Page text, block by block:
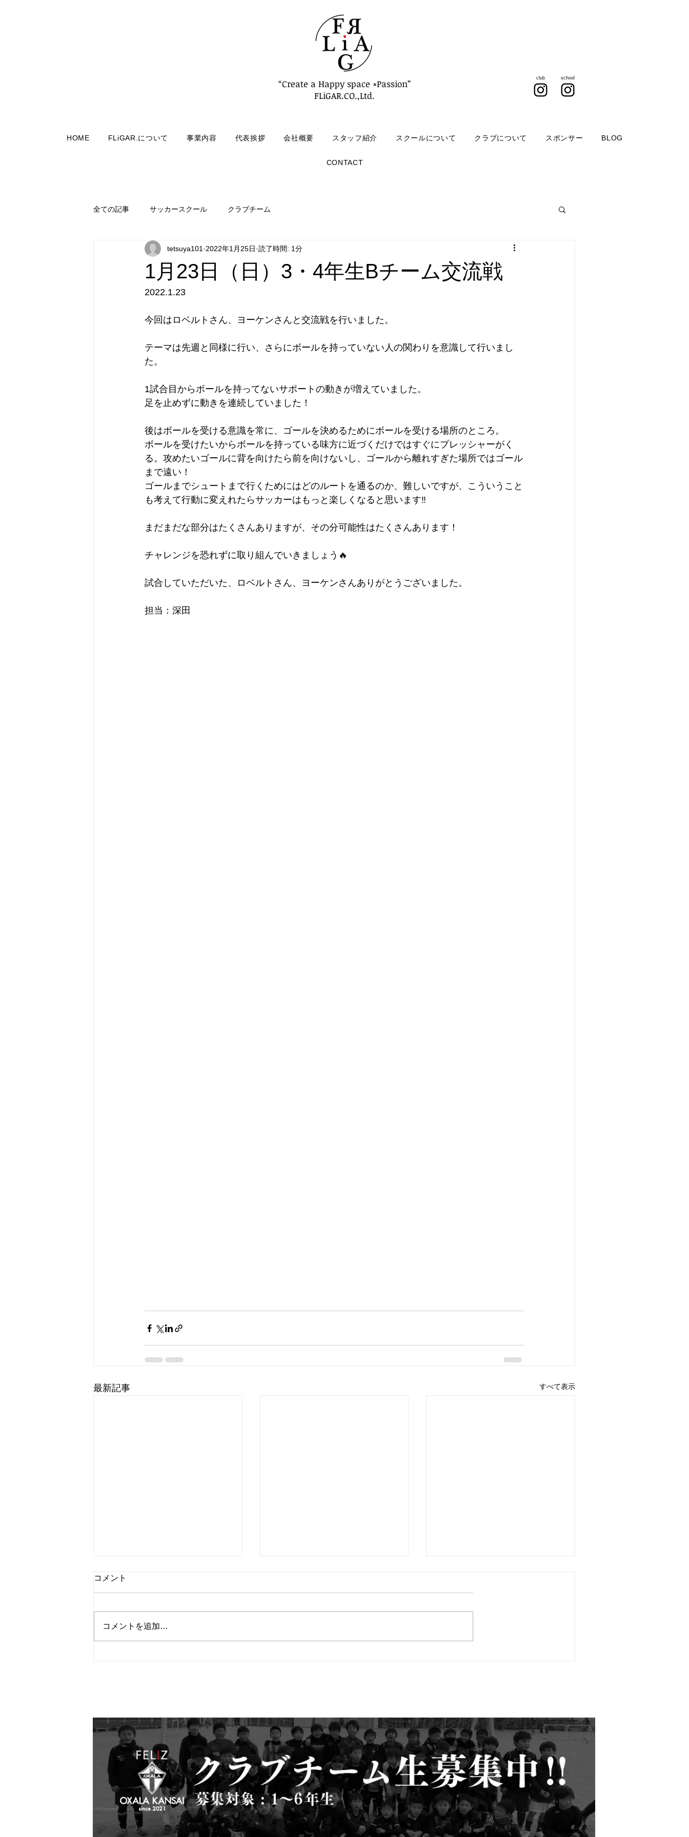
“Create a Happy space ×Passion”
FLiGAR.CO.,Ltd.
club school
HOME FLiGAR.について 事業内容 代表挨拶 会社概要 スタッフ紹介 スクールについて クラブについて スポンサー BLOG
CONTACT
全ての記事 サッカースクール クラブチーム
1月23日（日）3・4年生Bチーム交流戦
tetsuya101 2022年1月25日 読了時間: 1分
2022.1.23
今回はロベルトさん、ヨーケンさんと交流戦を行いました。
テーマは先週と同様に行い、さらにボールを持っていない人の関わりを意識して行いまし
た。
1試合目からボールを持ってないサポートの動きが増えていました。
足を止めずに動きを連続していました！
後はボールを受ける意識を常に、ゴールを決めるためにボールを受ける場所のところ。
ボールを受けたいからボールを持っている味方に近づくだけではすぐにプレッシャーがく
る。攻めたいゴールに背を向けたら前を向けないし、ゴールから離れすぎた場所ではゴール
まで遠い！
ゴールまでシュートまで行くためにはどのルートを通るのか、難しいですが、こういうこと
も考えて行動に変えれたらサッカーはもっと楽しくなると思います‼️
まだまだな部分はたくさんありますが、その分可能性はたくさんあります！
チャレンジを恐れずに取り組んでいきましょう🔥
試合していただいた、ロベルトさん、ヨーケンさんありがとうございました。
担当：深田
最新記事 すべて表示
コメント
コメントを追加…